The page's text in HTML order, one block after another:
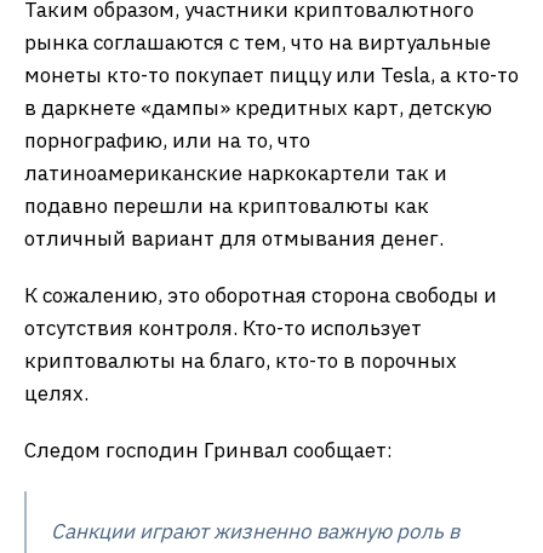
Таким образом, участники криптовалютного
рынка соглашаются с тем, что на виртуальные
монеты кто-то покупает пиццу или Tesla, а кто-то
в даркнете «дампы» кредитных карт, детскую
порнографию, или на то, что
латиноамериканские наркокартели так и
подавно перешли на криптовалюты как
отличный вариант для отмывания денег.
К сожалению, это оборотная сторона свободы и
отсутствия контроля. Кто-то использует
криптовалюты на благо, кто-то в порочных
целях.
Следом господин Гринвал сообщает:
Санкции играют жизненно важную роль в